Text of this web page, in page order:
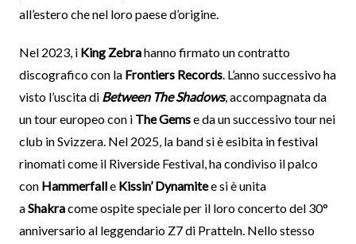
all’estero che nel loro paese d’origine.
Nel 2023, i King Zebrahanno firmato un contratto
discografico con la Frontiers Records. L’anno successivo ha
visto l’uscita di Between The Shadows, accompagnata da
un tour europeo con i The Gemse da un successivo tour nei
club in Svizzera. Nel 2025, la band si è esibita in festival
rinomati come il Riverside Festival, ha condiviso il palco
con Hammerfalle Kissin’ Dynamitee si è unita
aShakracome ospite speciale per il loro concerto del 30°
anniversario al leggendario Z7 di Pratteln. Nello stesso